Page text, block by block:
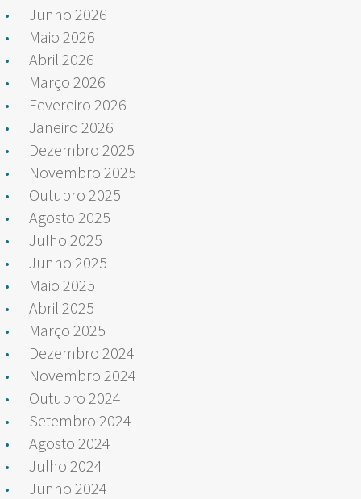
Junho 2026
Maio 2026
Abril 2026
Março 2026
Fevereiro 2026
Janeiro 2026
Dezembro 2025
Novembro 2025
Outubro 2025
Agosto 2025
Julho 2025
Junho 2025
Maio 2025
Abril 2025
Março 2025
Dezembro 2024
Novembro 2024
Outubro 2024
Setembro 2024
Agosto 2024
Julho 2024
Junho 2024